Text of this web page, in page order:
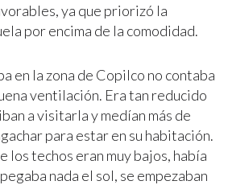
ya que priorizó la
por encima de la comodidad.
en la zona de Copilco no contaba
ventilación. Era tan reducido
a visitarla y medían más de
para estar en su habitación.
los techos eran muy bajos, había
nada el sol, se empezaban